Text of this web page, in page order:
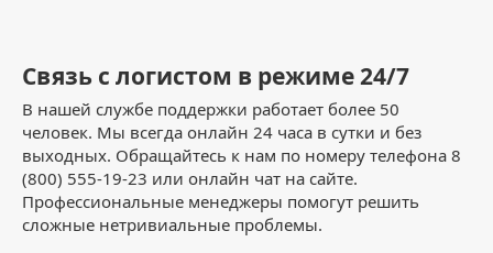
Связь с логистом в режиме 24/7
В нашей службе поддержки работает более 50
человек. Мы всегда онлайн 24 часа в сутки и без
выходных. Обращайтесь к нам по номеру телефона 8
(800) 555-19-23 или онлайн чат на сайте.
Профессиональные менеджеры помогут решить
сложные нетривиальные проблемы.